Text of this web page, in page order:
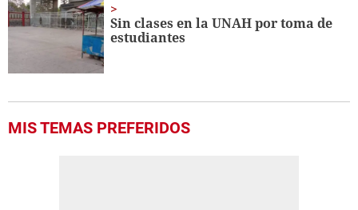
Sin clases en la UNAH por toma de
estudiantes
MIS TEMAS PREFERIDOS